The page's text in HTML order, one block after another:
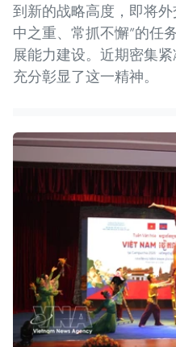
到新的战略高度，即将
中之重、常抓不懈”的任
展能力建设。近期密集
充分彰显了这一精神。